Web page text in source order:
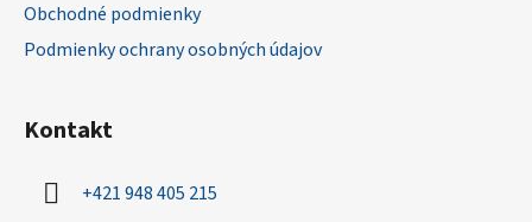
Obchodné podmienky
Podmienky ochrany osobných údajov
Kontakt
+421 948 405 215